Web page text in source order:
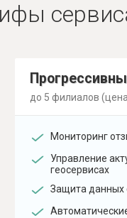
до 5 филиалов
Мониторинг
Управление
геосервисах
Защита данных